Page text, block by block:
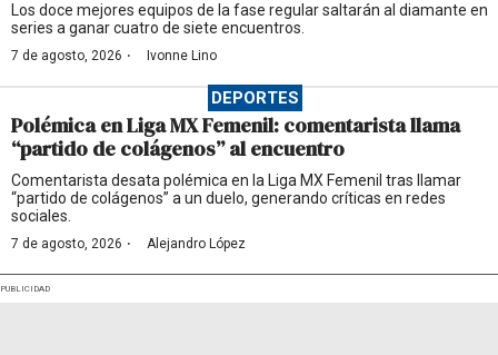
Los doce mejores equipos de la fase regular saltarán al diamante en
series a ganar cuatro de siete encuentros.
7 de agosto, 2026 · Ivonne Lino
DEPORTES
Polémica en Liga MX Femenil: comentarista llama
“partido de colágenos” al encuentro
Comentarista desata polémica en la Liga MX Femenil tras llamar
“partido de colágenos” a un duelo, generando críticas en redes
sociales.
7 de agosto, 2026 · Alejandro López
PUBLICIDAD